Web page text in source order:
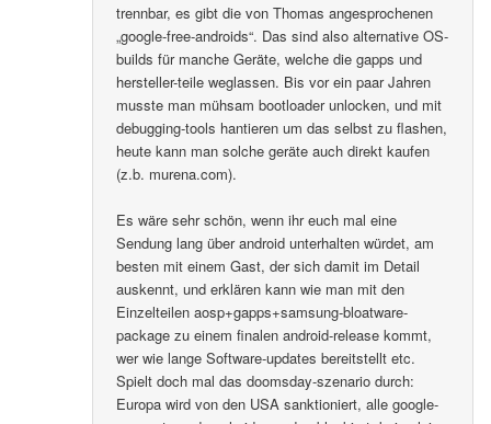
trennbar, es gibt die von Thomas angesprochenen
„google-free-androids“. Das sind also alternative OS-
builds für manche Geräte, welche die gapps und
hersteller-teile weglassen. Bis vor ein paar Jahren
musste man mühsam bootloader unlocken, und mit
debugging-tools hantieren um das selbst zu flashen,
heute kann man solche geräte auch direkt kaufen
(z.b. murena.com).
Es wäre sehr schön, wenn ihr euch mal eine
Sendung lang über android unterhalten würdet, am
besten mit einem Gast, der sich damit im Detail
auskennt, und erklären kann wie man mit den
Einzelteilen aosp+gapps+samsung-bloatware-
package zu einem finalen android-release kommt,
wer wie lange Software-updates bereitstellt etc.
Spielt doch mal das doomsday-szenario durch:
Europa wird von den USA sanktioniert, alle google-